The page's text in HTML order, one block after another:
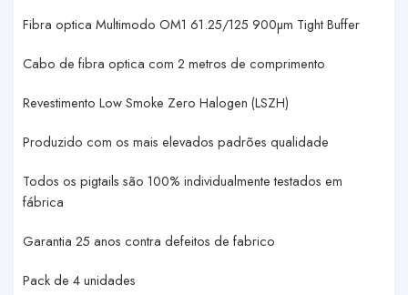
Fibra optica Multimodo OM1 61.25/125 900µm Tight Buffer
Cabo de fibra optica com 2 metros de comprimento
Revestimento Low Smoke Zero Halogen (LSZH)
Produzido com os mais elevados padrões qualidade
Todos os pigtails são 100% individualmente testados em
fábrica
Garantia 25 anos contra defeitos de fabrico
Pack de 4 unidades